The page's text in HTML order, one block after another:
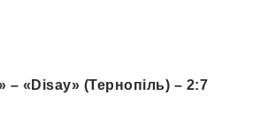
«Disay» (Тернопіль) – 2:7